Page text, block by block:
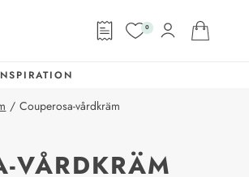
0
/ Couperosa-vårdkräm
VÅRDKRÄM